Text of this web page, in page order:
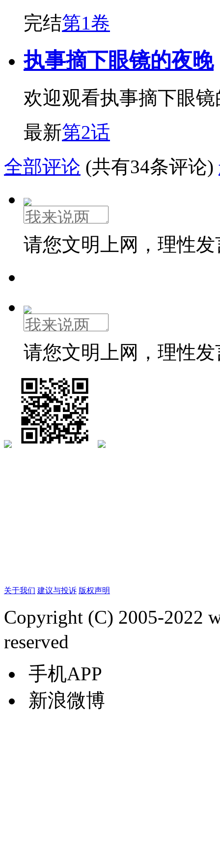
完结第1卷
执事摘下眼镜的夜晚
欢迎观看执事摘下眼
最新第2话
全部评论 (共有34条评论)
请您文明上网，理性
请您文明上网，理性
关于我们 建议与投诉 版权声明
Copyright (C) 2005-2022
reserved
手机APP
新浪微博